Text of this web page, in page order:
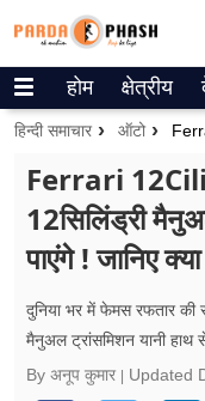
Trending on
वेब स्टोरीज
उत्तर प्रदेश
गैलरी
वीडियो
होम क्षेत्रीय
हिन्दी समाचार ऑटो
Ferrari
12सिलिंड्री
पाएंगे ! जानिए
दुनिया भर में फेमस रफतार की
मैनुअल ट्रांसमिशन यानी हाथ
By अनूप कुमार
Updated